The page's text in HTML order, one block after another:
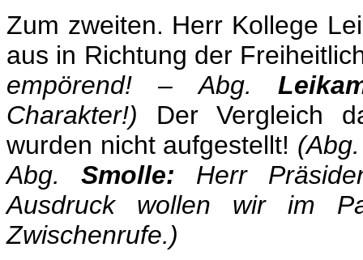
Zum zweiten. Herr Kollege
aus in Richtung der
empörend! – Abg.
Charakter!) Der Vergleich
wurden nicht aufgestellt!
Abg. Smolle: Herr
Ausdruck wollen wir im
Zwischenrufe.)